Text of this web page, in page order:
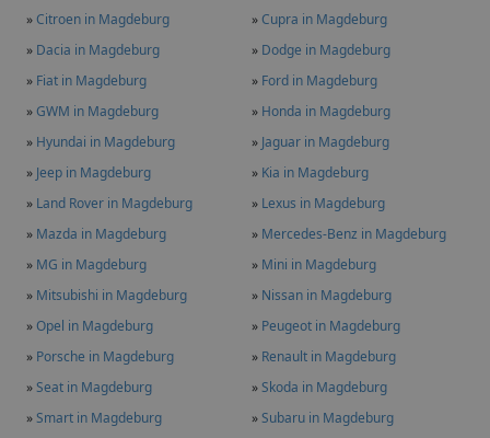
»Citroen in Magdeburg »Cupra in Magdeburg
» Dacia in Magdeburg » Dodge in Magdeburg
» Fiat in Magdeburg » Ford in Magdeburg
»GWM in Magdeburg » Honda in Magdeburg
» Hyundai in Magdeburg » Jaguar in Magdeburg
» Jeep in Magdeburg » Kia in Magdeburg
» Land Rover in Magdeburg » Lexus in Magdeburg
» Mazda in Magdeburg » Mercedes-Benz in Magdeburg
» MG in Magdeburg » Mini in Magdeburg
» Mitsubishi in Magdeburg » Nissan in Magdeburg
»Opel in Magdeburg » Peugeot in Magdeburg
» Porsche in Magdeburg » Renault in Magdeburg
»Seat in Magdeburg »Skoda in Magdeburg
»Smart in Magdeburg »Subaru in Magdeburg